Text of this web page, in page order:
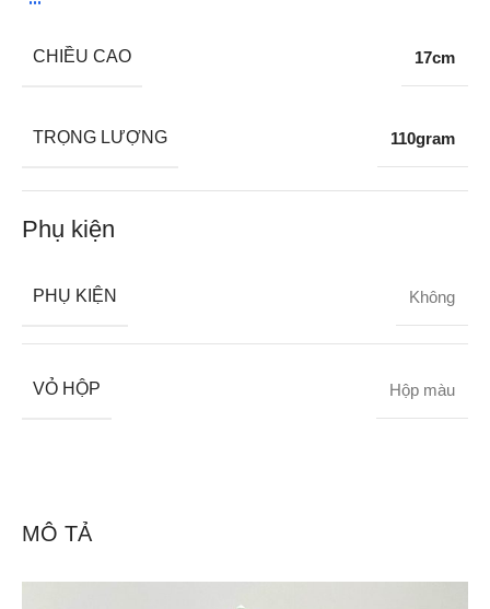
MÔ TẢ
CHIỀU CAO 17cm
TRỌNG LƯỢNG 110gram
Phụ kiện
PHỤ KIỆN Không
VỎ HỘP Hộp màu